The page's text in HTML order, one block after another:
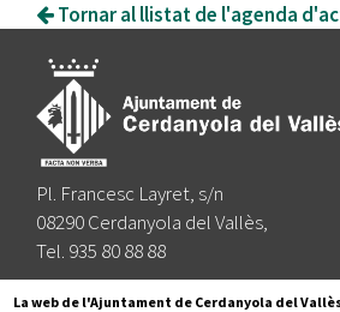
Tornar al llistat de l'agenda
Pl. Francesc Layret, s/n
08290 Cerdanyola del Vallès,
Tel. 935 80 88 88
Segueix-nos a:
La web de l'Ajuntament de Cerdanyola del